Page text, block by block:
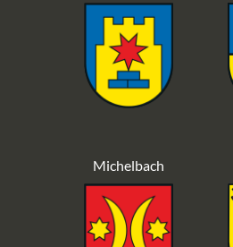
Michelbach